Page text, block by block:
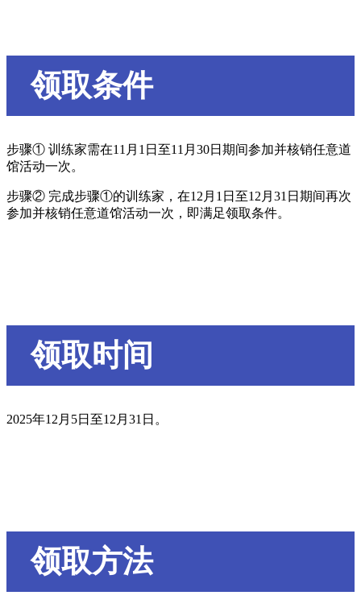
领取条件
步骤① 训练家需在11月1日至11月30日期间参加并核销任意道
馆活动一次。
步骤② 完成步骤①的训练家，在12月1日至12月31日期间再次
参加并核销任意道馆活动一次，即满足领取条件。
领取时间
2025年12月5日至12月31日。
领取方法